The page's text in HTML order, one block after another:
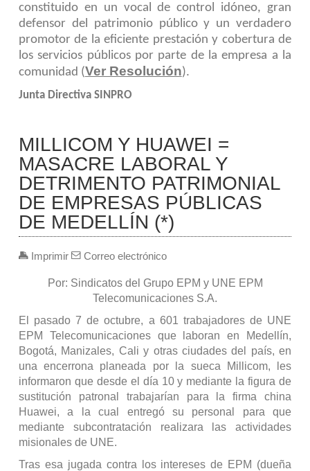
constituido en un vocal de control idóneo, gran
defensor del patrimonio público y un verdadero
promotor de la eficiente prestación y cobertura de
los servicios públicos por parte de la empresa a la
comunidad (Ver Resolución).
Junta Directiva SINPRO
MILLICOM Y HUAWEI =
MASACRE LABORAL Y
DETRIMENTO PATRIMONIAL
DE EMPRESAS PÚBLICAS
DE MEDELLÍN (*)
Imprimir Correo electrónico
Por: Sindicatos del Grupo EPM y UNE EPM
Telecomunicaciones S.A.
El pasado 7 de octubre, a 601 trabajadores de UNE
EPM Telecomunicaciones que laboran en Medellín,
Bogotá, Manizales, Cali y otras ciudades del país, en
una encerrona planeada por la sueca Millicom, les
informaron que desde el día 10 y mediante la figura de
sustitución patronal trabajarían para la firma china
Huawei, a la cual entregó su personal para que
mediante subcontratación realizara las actividades
misionales de UNE.
Tras esa jugada contra los intereses de EPM (dueña